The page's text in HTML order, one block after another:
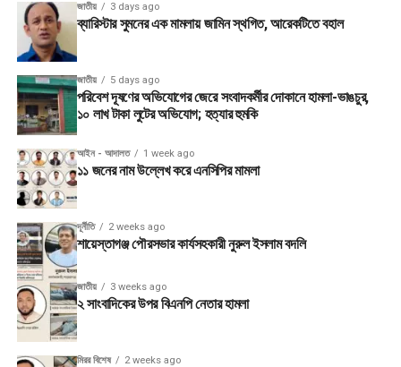
জাতীয় 3 days ago
ব্যারিস্টার সুমনের এক মামলায় জামিন স্থগিত, আরেকটিতে বহাল
জাতীয় 5 days ago
পরিবেশ দূষণের অভিযোগের জেরে সংবাদকর্মীর দোকানে হামলা-ভাঙচুর,
১০ লাখ টাকা লুটের অভিযোগ; হত্যার হুমকি
আইন - আদালত 1 week ago
১১ জনের নাম উল্লেখ করে এনসিপির মামলা
দূর্নীতি 2 weeks ago
শায়েস্তাগঞ্জ পৌরসভার কার্যসহকারী নুরুল ইসলাম বদলি
জাতীয় 3 weeks ago
২ সাংবাদিকের উপর বিএনপি নেতার হামলা
মিরর বিশেষ 2 weeks ago